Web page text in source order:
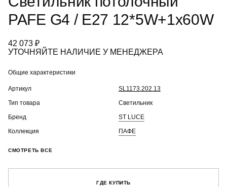
PAFE G4 / E27 12*5W+1х60W
42 073 ₽
УТОЧНЯЙТЕ НАЛИЧИЕ У МЕНЕДЖЕРА
Общие характеристики
Артикул
SL1173.202.13
Тип товара
Светильник
Бренд
ST LUCE
Коллекция
ПАФЕ
СМОТРЕТЬ ВСЕ
ГДЕ КУПИТЬ